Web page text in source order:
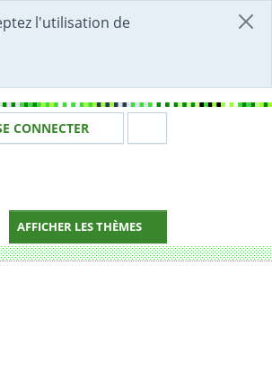
l'utilisation de
identité
CONNECTER
AFFICHER LES THÈMES